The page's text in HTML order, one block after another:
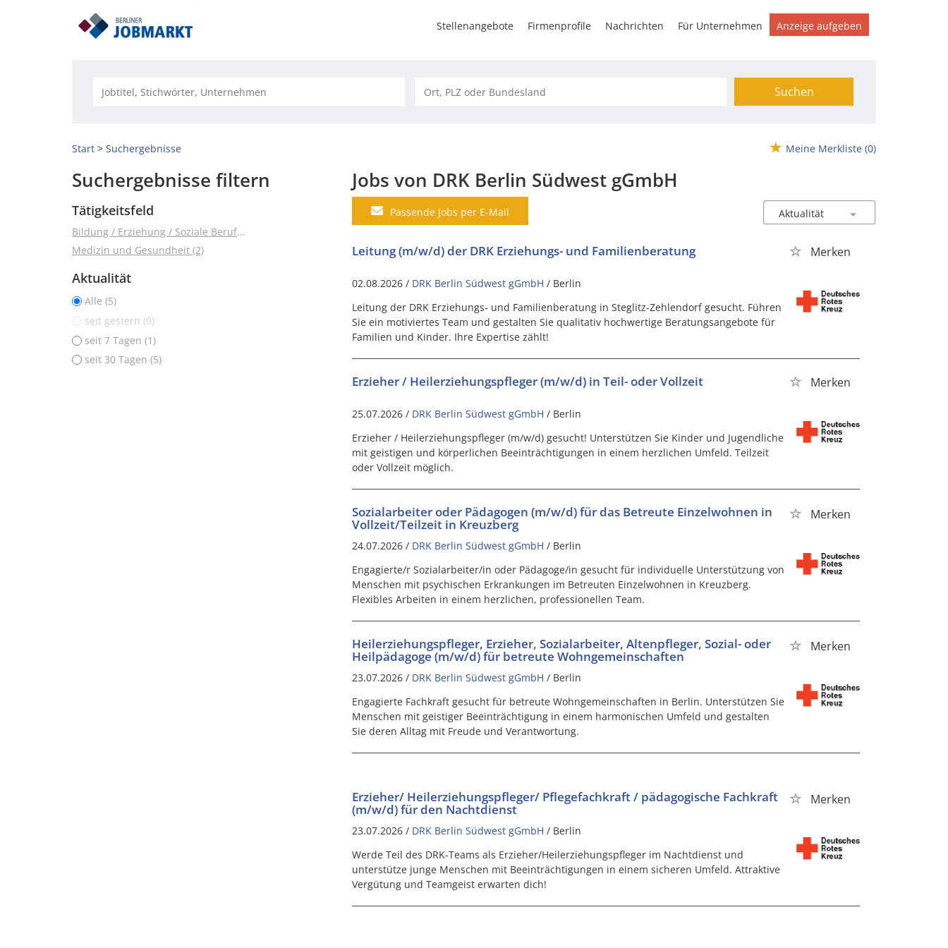
Stellenangebote Firmenprofile Nachrichten Für Unternehmen Anzeige aufgeben
Suchen
Start Suchergebnisse Meine Merkliste (0)
Suchergebnisse filtern
Tätigkeitsfeld
Bildung / Erziehung / Soziale Berufe (5)
Medizin und Gesundheit (2)
Aktualität
Alle (5)
seit gestern (0)
seit 7 Tagen (1)
seit 30 Tagen (5)
Jobs von DRK Berlin Südwest gGmbH
Passende Jobs per E-Mail
Leitung (m/w/d) der DRK Erziehungs- und Familienberatung Merken
02.08.2026 / DRK Berlin Südwest gGmbH / Berlin
Leitung der DRK Erziehungs- und Familienberatung in Steglitz-Zehlendorf gesucht. Führen
Sie ein motiviertes Team und gestalten Sie qualitativ hochwertige Beratungsangebote für
Familien und Kinder. Ihre Expertise zählt!
Erzieher / Heilerziehungspfleger (m/w/d) in Teil- oder Vollzeit Merken
25.07.2026 / DRK Berlin Südwest gGmbH / Berlin
Erzieher / Heilerziehungspfleger (m/w/d) gesucht! Unterstützen Sie Kinder und Jugendliche
mit geistigen und körperlichen Beeinträchtigungen in einem herzlichen Umfeld. Teilzeit
oder Vollzeit möglich.
Sozialarbeiter oder Pädagogen (m/w/d) für das Betreute Einzelwohnen in
Vollzeit/Teilzeit in Kreuzberg
Merken
24.07.2026 / DRK Berlin Südwest gGmbH / Berlin
Engagierte/r Sozialarbeiter/in oder Pädagoge/in gesucht für individuelle Unterstützung von
Menschen mit psychischen Erkrankungen im Betreuten Einzelwohnen in Kreuzberg.
Flexibles Arbeiten in einem herzlichen, professionellen Team.
Heilerziehungspfleger, Erzieher, Sozialarbeiter, Altenpfleger, Sozial- oder
Heilpädagoge (m/w/d) für betreute Wohngemeinschaften
Merken
23.07.2026 / DRK Berlin Südwest gGmbH / Berlin
Engagierte Fachkraft gesucht für betreute Wohngemeinschaften in Berlin. Unterstützen Sie
Menschen mit geistiger Beeinträchtigung in einem harmonischen Umfeld und gestalten
Sie deren Alltag mit Freude und Verantwortung.
Erzieher/ Heilerziehungspfleger/ Pflegefachkraft / pädagogische Fachkraft
(m/w/d) für den Nachtdienst
Merken
23.07.2026 / DRK Berlin Südwest gGmbH / Berlin
Werde Teil des DRK-Teams als Erzieher/Heilerziehungspfleger im Nachtdienst und
unterstütze junge Menschen mit Beeinträchtigungen in einem sicheren Umfeld. Attraktive
Vergütung und Teamgeist erwarten dich!